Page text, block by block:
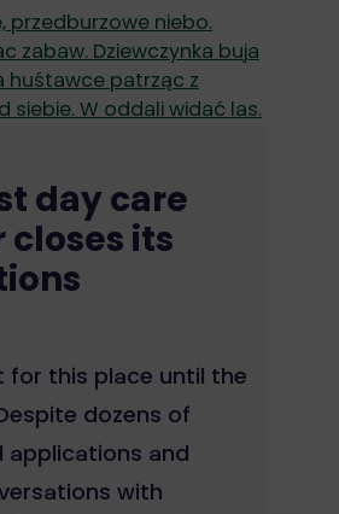
day care
closes its
for this place until the
dozens of
and
with